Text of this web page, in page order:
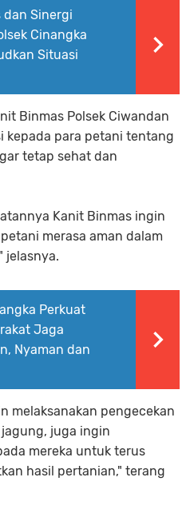
dan Sinergi
Cinangka
Situasi
Binmas Polsek Ciwandan
kepada para petani tentang
tetap sehat dan
Kanit Binmas ingin
merasa aman dalam
jelasnya.
Perkuat
Jaga
Nyaman dan
melaksanakan pengecekan
juga ingin
mereka untuk terus
hasil pertanian," terang